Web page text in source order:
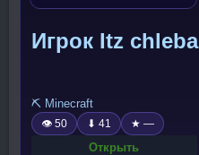
Игрок Itz chleba
⛏️ Minecraft
👁 50 ⬇ 41 ★ —
Открыть